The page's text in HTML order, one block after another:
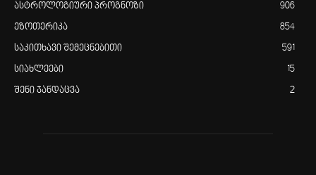
ასტროლოგიური პროგნოზი 906
ეზოთერიკა 854
საკითხავი შემეცნებითი 591
სიახლეები 15
შენი ჯანდაცვა 2